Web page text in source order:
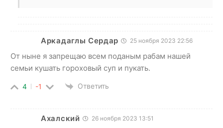
Аркадаглы Сердар 25 ноября 2023 22:56
От ныне я запрещаю всем поданым рабам нашей
семьи кушать гороховый суп и пукать.
4 -1 Ответить
Ахалский 26 ноября 2023 13:51